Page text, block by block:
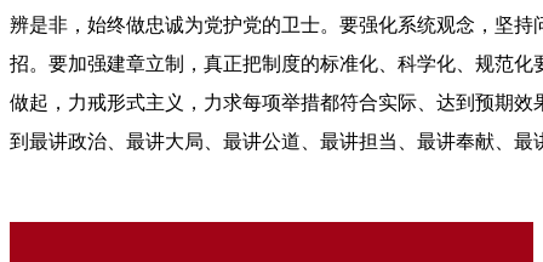
辨是非，始终做忠诚为党护党的卫士。要强化系统观念，坚
招。要加强建章立制，真正把制度的标准化、科学化、规范
做起，力戒形式主义，力求每项举措都符合实际、达到预期
到最讲政治、最讲大局、最讲公道、最讲担当、最讲奉献、最